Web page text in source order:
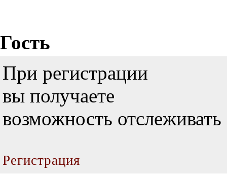
Гость
При регистрации
вы получаете
возможность
Регистрация